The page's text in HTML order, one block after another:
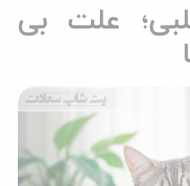
علت بی